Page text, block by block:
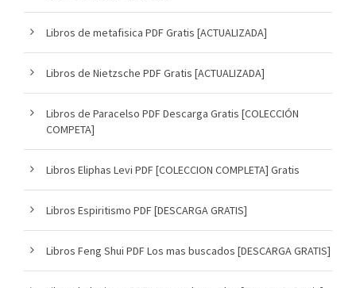
Libros de metafisica PDF Gratis [ACTUALIZADA]
Libros de Nietzsche PDF Gratis [ACTUALIZADA]
Libros de Paracelso PDF Descarga Gratis [COLECCIÓN
COMPETA]
Libros Eliphas Levi PDF [COLECCION COMPLETA] Gratis
Libros Espiritismo PDF [DESCARGA GRATIS]
Libros Feng Shui PDF Los mas buscados [DESCARGA GRATIS]